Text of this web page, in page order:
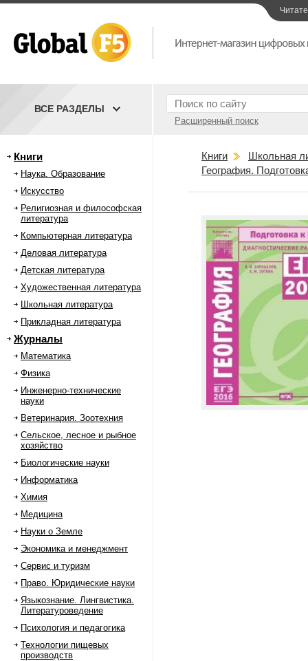
Расширенный поиск
ВСЕ РАЗДЕЛЫ
Книги
Наука. Образование
Искусство
Религиозная и философская
литература
Компьютерная литература
Деловая литература
Детская литература
Художественная литература
Школьная литература
Прикладная литература
Журналы
Математика
Физика
Инженерно-технические
науки
Ветеринария. Зоотехния
Сельское, лесное и рыбное
хозяйство
Биологические науки
Информатика
Химия
Медицина
Науки о Земле
Экономика и менеджмент
Сервис и туризм
Право. Юридические науки
Языкознание. Лингвистика.
Литературоведение
Психология и педагогика
Технологии пищевых
производств
Книги
Школьная
География.